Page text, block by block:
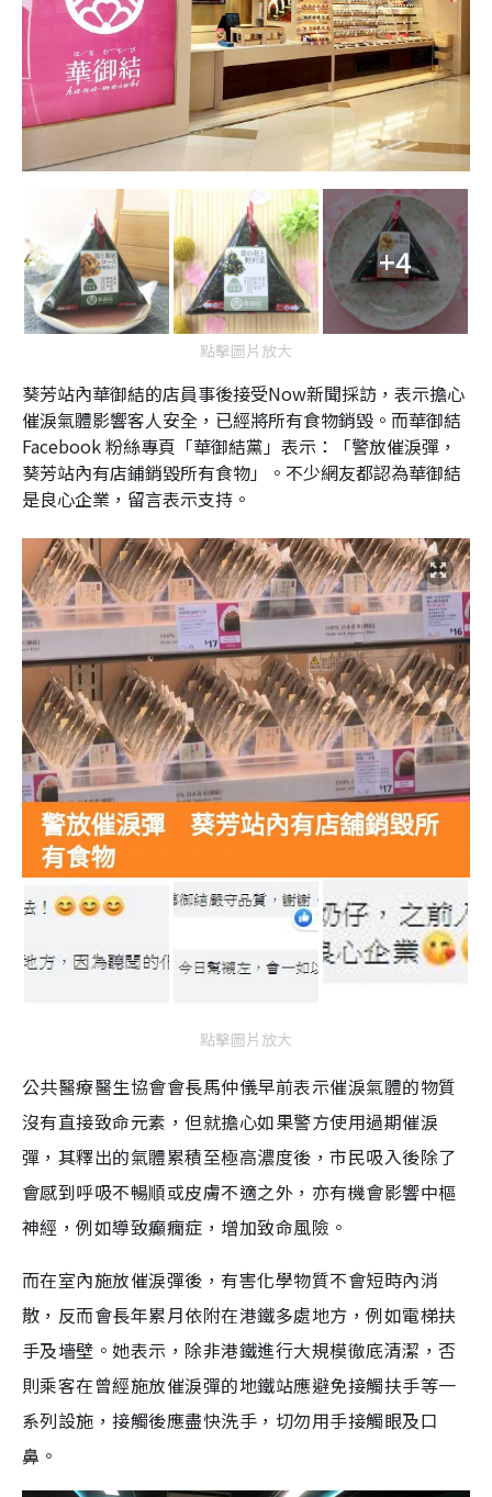
+4
點擊圖片放大
葵芳站內華御結的店員事後接受Now新聞採訪，表示擔心
催淚氣體影響客人安全，已經將所有食物銷毀。而華御結
Facebook 粉絲專頁「華御結黨」表示：「警放催淚彈，
葵芳站內有店鋪銷毀所有食物」。不少網友都認為華御結
是良心企業，留言表示支持。
點擊圖片放大
公共醫療醫生協會會長馬仲儀早前表示催淚氣體的物質
沒有直接致命元素，但就擔心如果警方使用過期催淚
彈，其釋出的氣體累積至極高濃度後，市民吸入後除了
會感到呼吸不暢順或皮膚不適之外，亦有機會影響中樞
神經，例如導致癲癇症，增加致命風險。
而在室內施放催淚彈後，有害化學物質不會短時內消
散，反而會長年累月依附在港鐵多處地方，例如電梯扶
手及墻壁。她表示，除非港鐵進行大規模徹底清潔，否
則乘客在曾經施放催淚彈的地鐵站應避免接觸扶手等一
系列設施，接觸後應盡快洗手，切勿用手接觸眼及口
鼻。